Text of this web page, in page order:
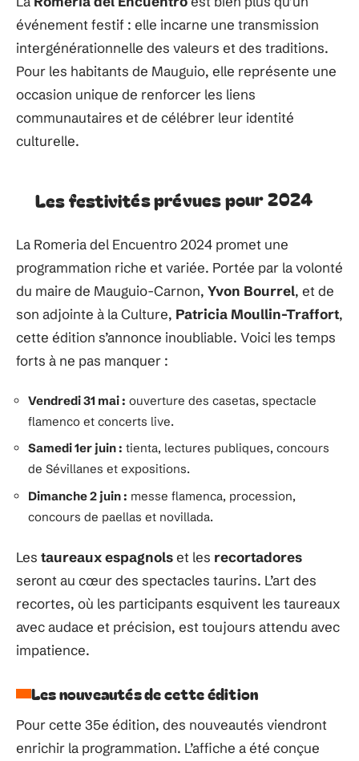
événement festif : elle incarne une transmission
intergénérationnelle des valeurs et des traditions.
Pour les habitants de Mauguio, elle représente une
occasion unique de renforcer les liens
communautaires et de célébrer leur identité
culturelle.
Les festivités prévues pour 2024
La Romeria del Encuentro 2024 promet une
programmation riche et variée. Portée par la volonté
du maire de Mauguio-Carnon, Yvon Bourrel, et de
son adjointe à la Culture, Patricia Moullin-Traffort,
cette édition s’annonce inoubliable. Voici les temps
forts à ne pas manquer :
Vendredi 31 mai : ouverture des casetas, spectacle
flamenco et concerts live.
Samedi 1er juin : tienta, lectures publiques, concours
de Sévillanes et expositions.
Dimanche 2 juin : messe flamenca, procession,
concours de paellas et novillada.
Les taureaux espagnolset les recortadores
seront au cœur des spectacles taurins. L’art des
recortes, où les participants esquivent les taureaux
avec audace et précision, est toujours attendu avec
impatience.
Les nouveautés de cette édition
Pour cette 35e édition, des nouveautés viendront
enrichir la programmation. L’affiche a été conçue